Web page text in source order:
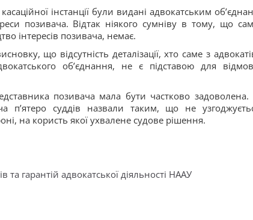
інстанції були видані адвокатським
позивача. Відтак ніякого сумніву в тому, що
інтересів позивача, немає.
що відсутність деталізації, хто саме з
об’єднання, не є підставою для
позивача мала бути частково
п’ятеро суддів назвали таким, що не
на користь якої ухвалене судове рішення.
та гарантій адвокатської діяльності НААУ